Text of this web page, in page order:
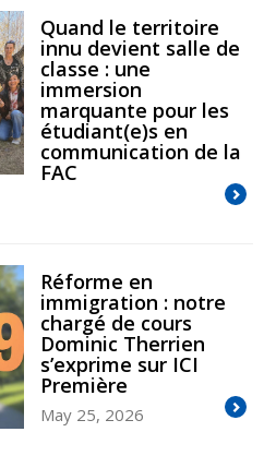
Quand le territoire
innu devient salle de
classe : une
immersion
marquante pour les
étudiant(e)s en
communication de la
FAC
Réforme en
immigration : notre
chargé de cours
Dominic Therrien
s’exprime sur ICI
Première
May 25, 2026